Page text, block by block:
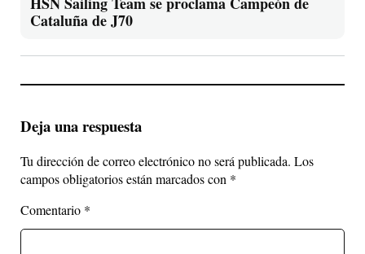
Cataluña de J70
Deja una respuesta
Tu dirección de correo electrónico no será publicada. Los
campos obligatorios están marcados con *
Comentario *